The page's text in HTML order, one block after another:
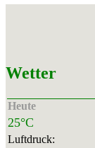
Wetter
Heute
25°C
Luftdruck: